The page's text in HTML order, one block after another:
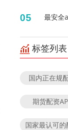
05 最安全
标签列表
国内正在规
期货配资
国家最认可的